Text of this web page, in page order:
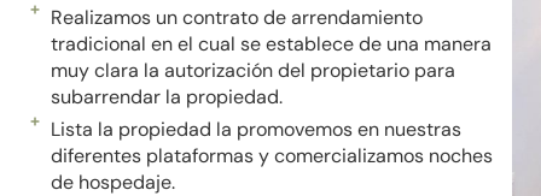
Realizamos un contrato de arrendamiento
tradicional en el cual se establece de una manera
muy clara la autorización del propietario para
subarrendar la propiedad.
Lista la propiedad la promovemos en nuestras
diferentes plataformas y comercializamos noches
de hospedaje.